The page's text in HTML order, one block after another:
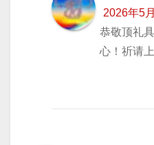
2026年5
恭敬顶礼
心！祈请